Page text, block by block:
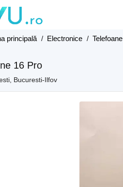
principală / Electronice / Telefoane
16 Pro
Bucuresti-Ilfov